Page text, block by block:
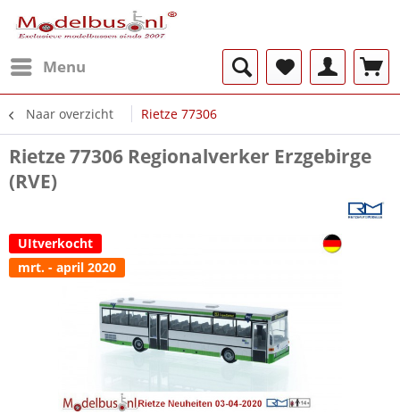
Menu
Naar overzicht Rietze 77306
Rietze 77306 Regionalverker Erzgebirge
(RVE)
UItverkocht
mrt. - april 2020